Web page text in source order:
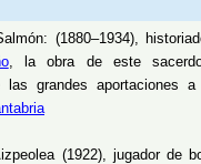
(1880–1934),
, la obra de este
las grandes aportaciones
(1922), jugador de